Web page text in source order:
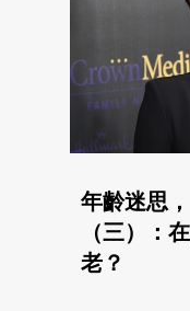
年齡迷思
（三）：
老？